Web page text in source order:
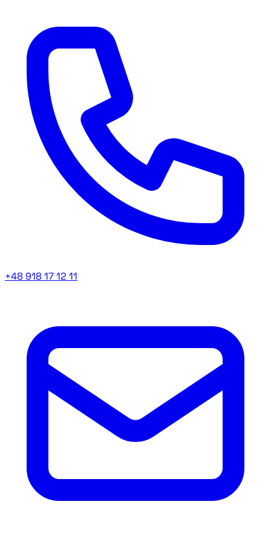
+48 918 17 12 11